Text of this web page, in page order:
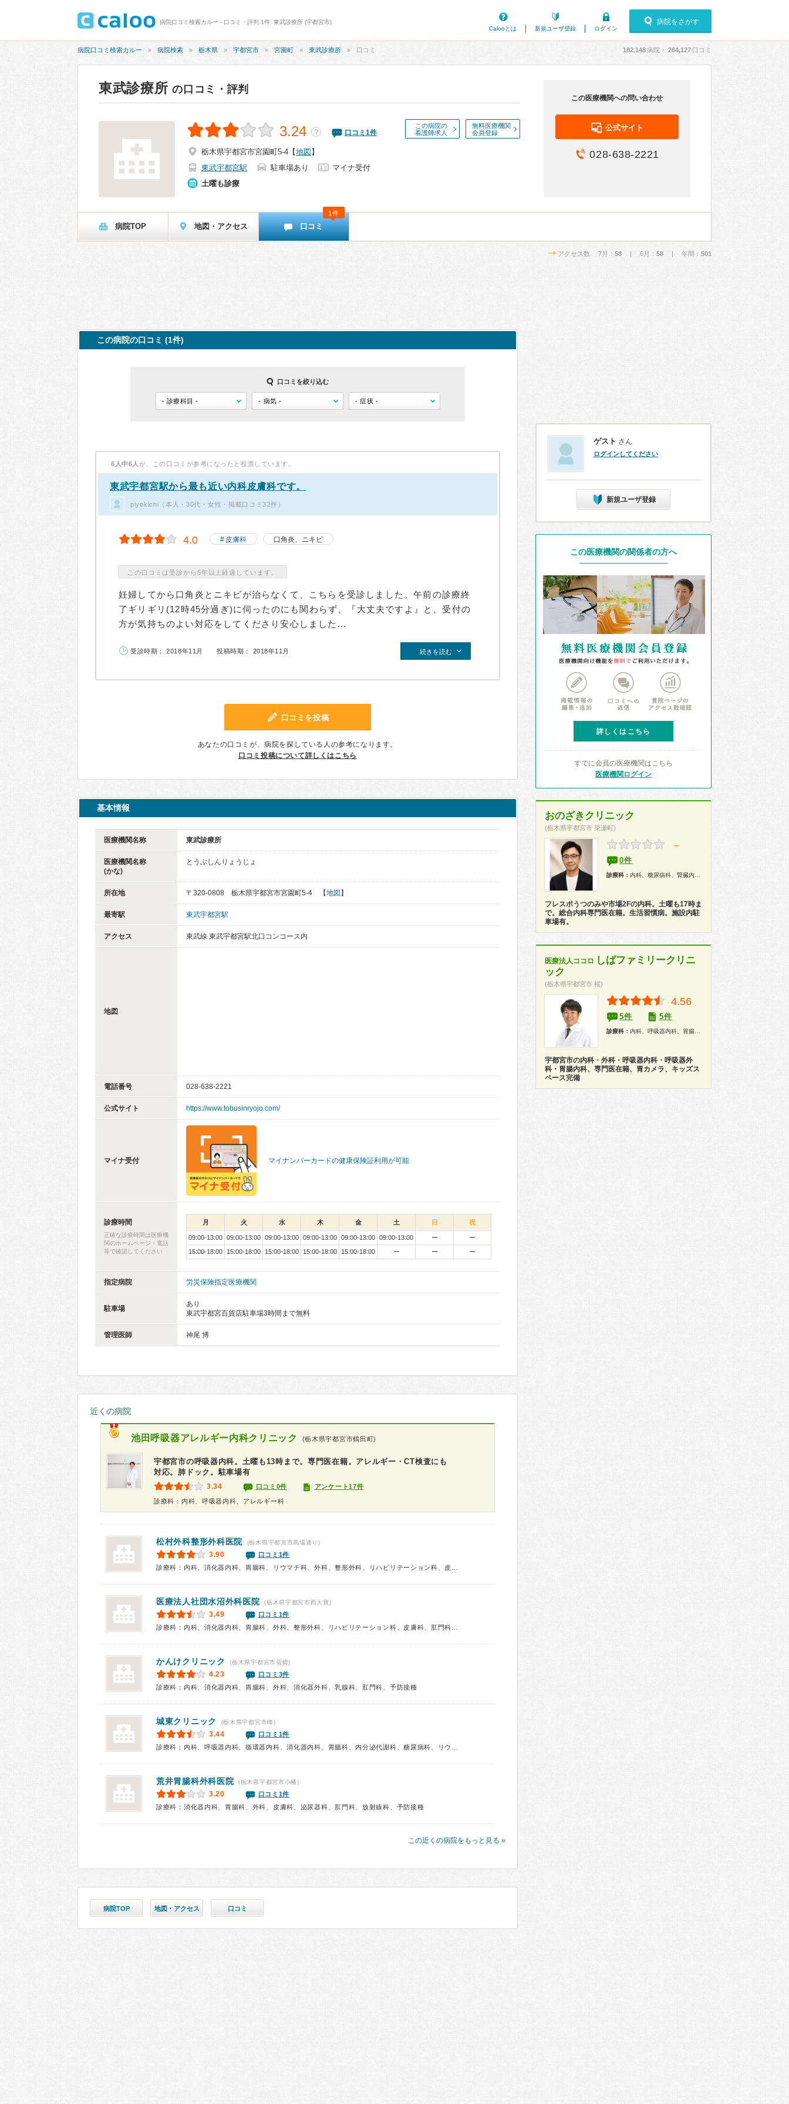
病院口コミ検索カルー - 口コミ・評判 1件: 東武診療所 (宇都宮市)
Calooとは
新規ユーザ登録 ログイン
病院をさがす
病院口コミ検索カルー 病院検索 栃木県 宇都宮市 宮園町 東武診療所 口コミ 182,148病院・ 264,127 口コミ
東武診療所 の口コミ・評判
この病院の
看護師求人
無料医療機関
会員登録
3.24 ？ 口コミ 1件
栃木県宇都宮市宮園町5-4 【地図 】
東武宇都宮駅
駐車場あり
マイナ受付
土曜も診療
この医療機関への問い合わせ
公式サイト
028-638-2221
病院TOP 地図・アクセス 口コミ
1件
アクセス数 7月： 58 | 6月： 58 | 年間： 501
この病院の口コミ (1件)
口コミを絞り込む
6人中6人 が、この口コミが参考になったと投票しています。
東武宇都宮駅から最も近い内科皮膚科です。
piyokichi（本人・30代・女性・掲載口コミ32件）
4.0 皮膚科 口角炎、ニキビ
この口コミは受診から5年以上経過しています。
妊婦してから口角炎とニキビが治らなくて、こちらを受診しました。午前の診療終
了ギリギリ(12時45分過ぎ)に伺ったのにも関わらず、『大丈夫ですよ』と、受付の
方が気持ちのよい対応をしてくださり安心しました...
受診時期： 2018年11月 投稿時期： 2018年11月 続きを読む
口コミを投稿
あなたの口コミが、病院を探している人の参考になります。
口コミ投稿について詳しくはこちら
基本情報
医療機関名称 東武診療所
医療機関名称
(かな)
とうぶしんりょうじょ
所在地 〒320-0808 栃木県宇都宮市宮園町5-4 【地図 】
最寄駅 東武宇都宮駅
アクセス 東武線 東武宇都宮駅北口コンコース内
地図
電話番号 028-638-2221
公式サイト https://www.tobusinryojo.com/
マイナ受付 マイナンバーカードの健康保険証利用が可能
診療時間
正確な診療時間は医療機
関のホームページ・電話
等で確認してください
月 火 水 木 金 土 日 祝
09:00-13:00 09:00-13:00 09:00-13:00 09:00-13:00 09:00-13:00 09:00-13:00 ー
ー
15:00-18:00
15:00-18:00 15:00-18:00 15:00-18:00 15:00-18:00 ー ー ー
指定病院 労災保険指定医療機関
駐車場
あり
東武宇都宮百貨店駐車場3時間まで無料
管理医師 神尾 博
近くの病院
池田呼吸器アレルギー内科クリニック (栃木県宇都宮市鶴田町)
宇都宮市の呼吸器内科。土曜も13時まで。専門医在籍。アレルギー・CT検査にも
対応。肺ドック。駐車場有
3.34 口コミ0件 アンケート17件
診療科：内科、呼吸器内科、アレルギー科
松村外科整形外科医院 (栃木県宇都宮市馬場通り)
3.90
口コミ1件
医療法人社団水沼外科医院 (栃木県宇都宮市西大寛)
3.49
口コミ1件
かんけクリニック (栃木県宇都宮市宿郷)
4.23
口コミ3件
診療科：内科、消化器内科、胃腸科、外科、消化器外科、乳腺科、肛門科、予防接種
城東クリニック (栃木県宇都宮市峰)
3.44
口コミ1件
荒井胃腸科外科医院 (栃木県宇都宮市小幡)
3.20
口コミ1件
診療科：消化器内科、胃腸科、外科、皮膚科、泌尿器科、肛門科、放射線科、予防接種
この近くの病院をもっと見る »
病院TOP 地図・アクセス 口コミ
ゲスト さん
ログインしてください
新規ユーザ登録
この医療機関の関係者の方へ
詳しくはこちら
すでに会員の医療機関はこちら
医療機関ログイン
おのざきクリニック
(栃木県宇都宮市 簗瀬町)
－
0件
診療科： 内科、糖尿病科、腎臓内科、健康診断
フレスポうつのみや市場2Fの内科。土曜も17時ま
で。総合内科専門医在籍。生活習慣病。施設内駐
車場有。
医療法人ココロ しばファミリークリニ
ック
(栃木県宇都宮市 桜)
4.56
5件 5件
診療科： 内科、呼吸器内科、胃腸科、外科、呼吸器外科、在宅医療
宇都宮市の内科・外科・呼吸器内科・呼吸器外
科・胃腸内科、専門医在籍、胃カメラ、キッズス
ペース完備